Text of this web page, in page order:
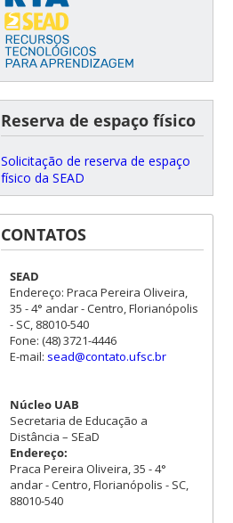
Reserva de espaço físico
Solicitação de reserva de espaço
físico da SEAD
CONTATOS
SEAD
Endereço: Praca Pereira Oliveira,
35 - 4° andar - Centro, Florianópolis
- SC, 88010-540
Fone: (48) 3721-4446
E-mail: sead@contato.ufsc.br
Núcleo UAB
Secretaria de Educação a
Distância – SEaD
Endereço:
Praca Pereira Oliveira, 35 - 4°
andar - Centro, Florianópolis - SC,
88010-540